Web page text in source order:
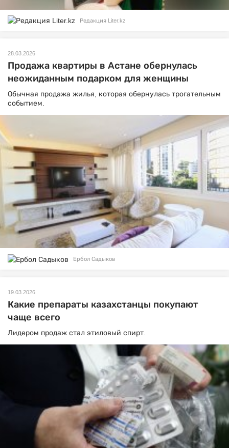
Редакция Liter.kz
28.03.2026
Продажа квартиры в Астане обернулась
неожиданным подарком для женщины
Обычная продажа жилья, которая обернулась трогательным
событием.
Ербол Садыков
19.03.2026
Какие препараты казахстанцы покупают
чаще всего
Лидером продаж стал этиловый спирт.